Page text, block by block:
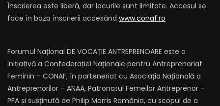
Înscrierea este liberă, dar locurile sunt limitate. Accesul se
face în baza înscrierii accesând www.conaf.ro
Forumul Național DE VOCAȚIE ANTREPRENOARE este o
inițiativă a Confederației Naționale pentru Antreprenoriat
Feminin – CONAF, în parteneriat cu Asociația Națională a
Antreprenorilor – ANAA, Patronatul Femeilor Antreprenor –
PFA și susținută de Philip Morris România, cu scopul de a